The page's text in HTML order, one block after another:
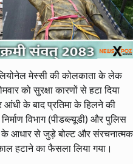
मेस्सी की कोलकाता के लेक
को सुरक्षा कारणों से हटा दिया
के बाद प्रतिमा के हिलने की
विभाग (पीडब्ल्यूडी) और पुलिस
के आधार से जुड़े बोल्ट और संरचनात्मक
हटाने का फैसला लिया गया।